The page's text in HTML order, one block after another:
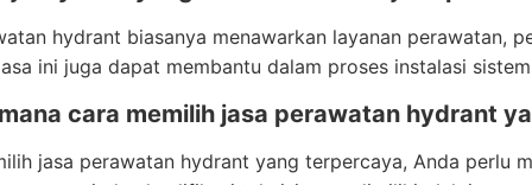
hydrant biasanya menawarkan layanan perawatan,
ini juga dapat membantu dalam proses instalasi
cara memilih jasa perawatan hydrant
jasa perawatan hydrant yang terpercaya, Anda perlu